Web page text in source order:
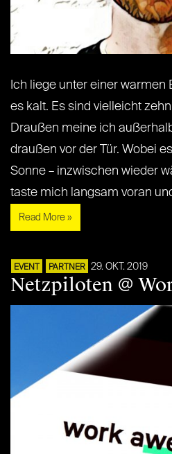
Ich liege unter einer
es kalt. Es sind vielleicht
Draußen meine ich
draußen vor der Tür. Wobei
Sonne – inzwischen wieder
taste mich langsam voran
Read More »
EVENT PARTNER 29. OKT. 2019
Netzpiloten @